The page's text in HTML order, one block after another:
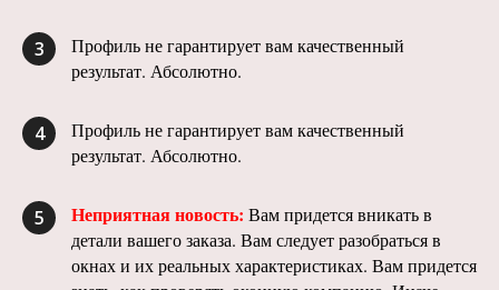
3
Профиль не гарантирует вам качественный
результат. Абсолютно.
4
Профиль не гарантирует вам качественный
результат. Абсолютно.
5 Неприятная новость: Вам придется вникать в
детали вашего заказа. Вам следует разобраться в
окнах и их реальных характеристиках. Вам придется